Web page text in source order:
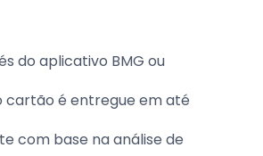
do aplicativo BMG ou
cartão é entregue em até
com base na análise de